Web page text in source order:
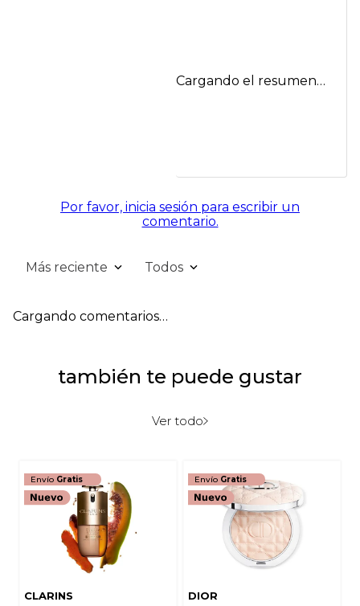
Cargando el resumen…
Por favor, inicia sesión para escribir un
comentario.
Más reciente Todos
Cargando comentarios…
también te puede gustar
Ver todo
Envío Gratis
CLARINS
Envío Gratis
DIOR